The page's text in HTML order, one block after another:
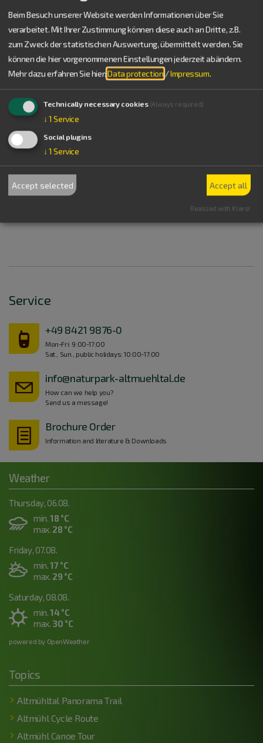
Eichstätt
Palaeontology Museum "Museum Bergér"
Service
+49 8421 9876-0
Mon-Fri: 9:00-17:00
Sat., Sun., public holidays: 10:00-17:00
info@naturpark-altmuehltal.de
How can we help you?
Send us a message!
Brochure Order
Information and literature & Downloads
Weather
Thursday, 06.08.
min.18 °C
max. 28 °C
Friday, 07.08.
min.17 °C
max. 29 °C
Saturday, 08.08.
min.14 °C
max. 30 °C
powered by OpenWeather
Topics
Altmühltal Panorama Trail
Altmühl Cycle Route
Altmühl Canoe Tour
Beim Besuch unserer Website werden Informationen über Sie
verarbeitet. Mit Ihrer Zustimmung können diese auch an Dritte, z.B.
zum Zweck der statistischen Auswertung, übermittelt werden. Sie
können die hier vorgenommenen Einstellungen jederzeit abändern.
Mehr dazu erfahren Sie hier:Data protection /Impressum.
Technically necessary cookies (Always required)
↓ 1 Service
Social plugins
↓ 1 Service
Accept selected Accept all
Realized with Klaro!